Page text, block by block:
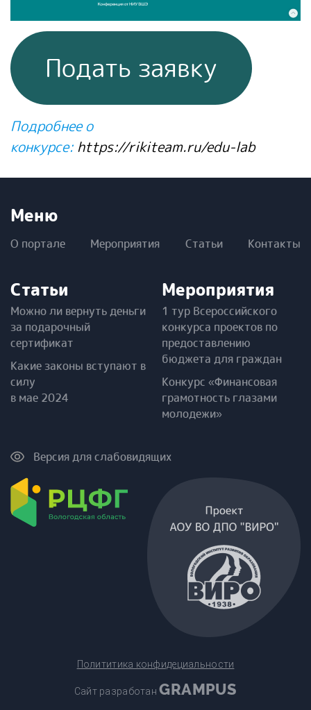
Подать заявку
Подробнее о
конкурсе: https://rikiteam.ru/edu-lab
Меню
О портале Мероприятия Статьи Контакты
Статьи
Можно ли вернуть деньги
за подарочный
сертификат
Какие законы вступают в
силу
в мае 2024
Мероприятия
1 тур Всероссийского
конкурса проектов по
предоставлению
бюджета для граждан
Конкурс «Финансовая
грамотность глазами
молодежи»
Версия для слабовидящих
Полититика конфидециальности
Сайт разработанGRAMPUS